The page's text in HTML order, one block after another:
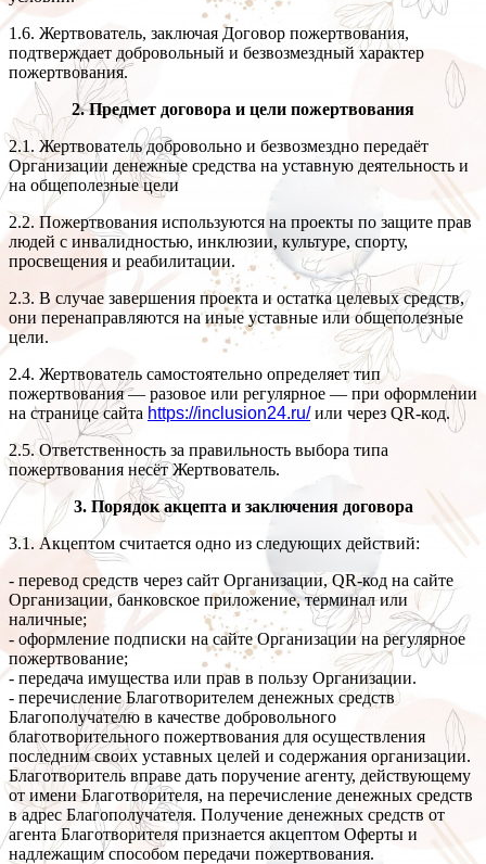
1.6. Жертвователь, заключая Договор пожертвования,
подтверждает добровольный и безвозмездный характер
пожертвования.
2. Предмет договора и цели пожертвования
2.1. Жертвователь добровольно и безвозмездно передаёт
Организации денежные средства на уставную деятельность и
на общеполезные цели
2.2. Пожертвования используются на проекты по защите прав
людей с инвалидностью, инклюзии, культуре, спорту,
просвещения и реабилитации.
2.3. В случае завершения проекта и остатка целевых средств,
они перенаправляются на иные уставные или общеполезные
цели.
2.4. Жертвователь самостоятельно определяет тип
пожертвования — разовое или регулярное — при оформлении
на странице сайта https://inclusion24.ru/или через QR-код.
2.5. Ответственность за правильность выбора типа
пожертвования несёт Жертвователь.
3. Порядок акцепта и заключения договора
3.1. Акцептом считается одно из следующих действий:
- перевод средств через сайт Организации, QR-код на сайте
Организации, банковское приложение, терминал или
наличные;
- оформление подписки на сайте Организации на регулярное
пожертвование;
- передача имущества или прав в пользу Организации.
- перечисление Благотворителем денежных средств
Благополучателю в качестве добровольного
благотворительного пожертвования для осуществления
последним своих уставных целей и содержания организации.
Благотворитель вправе дать поручение агенту, действующему
от имени Благотворителя, на перечисление денежных средств
в адрес Благополучателя. Получение денежных средств от
агента Благотворителя признается акцептом Оферты и
надлежащим способом передачи пожертвования.